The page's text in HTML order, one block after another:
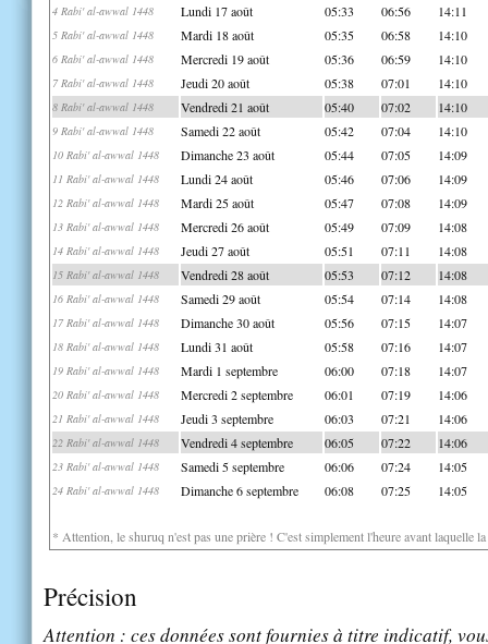
4 Rabi' al-awwal 1448 Lundi 17 août 05:33 06:56 14:11
5 Rabi' al-awwal 1448 Mardi 18 août 05:35 06:58 14:10
6 Rabi' al-awwal 1448 Mercredi 19 août 05:36 06:59 14:10
7 Rabi' al-awwal 1448 Jeudi 20 août 05:38 07:01 14:10
8 Rabi' al-awwal 1448 Vendredi 21 août 05:40 07:02 14:10
9 Rabi' al-awwal 1448 Samedi 22 août 05:42 07:04 14:10
10 Rabi' al-awwal 1448 Dimanche 23 août 05:44 07:05 14:09
11 Rabi' al-awwal 1448 Lundi 24 août 05:46 07:06 14:09
12 Rabi' al-awwal 1448 Mardi 25 août 05:47 07:08 14:09
13 Rabi' al-awwal 1448 Mercredi 26 août 05:49 07:09 14:08
14 Rabi' al-awwal 1448 Jeudi 27 août 05:51 07:11 14:08
15 Rabi' al-awwal 1448 Vendredi 28 août 05:53 07:12 14:08
16 Rabi' al-awwal 1448 Samedi 29 août 05:54 07:14 14:08
17 Rabi' al-awwal 1448 Dimanche 30 août 05:56 07:15 14:07
18 Rabi' al-awwal 1448 Lundi 31 août 05:58 07:16 14:07
19 Rabi' al-awwal 1448 Mardi 1 septembre 06:00 07:18 14:07
20 Rabi' al-awwal 1448 Mercredi 2 septembre 06:01 07:19 14:06
21 Rabi' al-awwal 1448 Jeudi 3 septembre 06:03 07:21 14:06
22 Rabi' al-awwal 1448 Vendredi 4 septembre 06:05 07:22 14:06
23 Rabi' al-awwal 1448 Samedi 5 septembre 06:06 07:24 14:05
24 Rabi' al-awwal 1448 Dimanche 6 septembre 06:08 07:25 14:05
* Attention, le shuruq n'est pas une prière ! C'est simplement l'heure avant laquelle
Précision
Attention : ces données sont fournies à titre indicatif,